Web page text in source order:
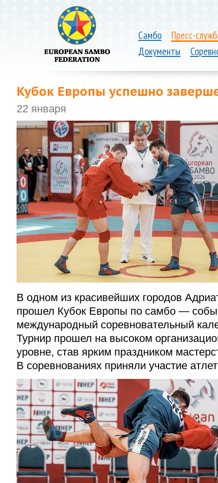
Самбо
Пресс-
Документы
Кубок Европы успешно
22 января
В одном из красивейших городов
прошел Кубок Европы по самбо —
международный соревновательный
Турнир прошел на высоком
уровне, став ярким праздником
В соревнованиях приняли участие